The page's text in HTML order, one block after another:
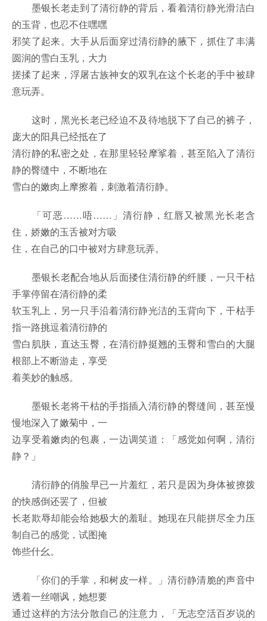
墨银长老走到了清衍静的背后，看着清衍静光滑洁白
的玉背，也忍不住嘿嘿
邪笑了起来。大手从后面穿过清衍静的腋下，抓住了丰满
圆润的雪白玉乳，大力
搓揉了起来，浮屠古族神女的双乳在这个长老的手中被肆
意玩弄。
这时，黑光长老已经迫不及待地脱下了自己的裤子，
庞大的阳具已经抵在了
清衍静的私密之处，在那里轻轻摩挲着，甚至陷入了清衍
静的臀缝中，不断地在
雪白的嫩肉上摩擦着，刺激着清衍静。
「可恶……唔……」清衍静，红唇又被黑光长老含
住，娇嫩的玉舌被对方吸
住，在自己的口中被对方肆意玩弄。
墨银长老配合地从后面搂住清衍静的纤腰，一只干枯
手掌停留在清衍静的柔
软玉乳上，另一只手沿着清衍静光洁的玉背向下，干枯手
指一路挑逗着清衍静的
雪白肌肤，直达玉臀，在清衍静挺翘的玉臀和雪白的大腿
根部上不断游走，享受
着美妙的触感。
墨银长老将干枯的手指插入清衍静的臀缝间，甚至慢
慢地深入了嫩菊中，一
边享受着嫩肉的包裹，一边调笑道：「感觉如何啊，清衍
静？」
清衍静的俏脸早已一片羞红，若只是因为身体被撩拨
的快感倒还罢了，但被
长老欺辱却能会给她极大的羞耻。她现在只能拼尽全力压
制自己的感觉，试图掩
饰些什幺。
「你们的手掌，和树皮一样。」清衍静清脆的声音中
透着一丝嘲讽，她想要
通过这样的方法分散自己的注意力，「无志空活百岁说的